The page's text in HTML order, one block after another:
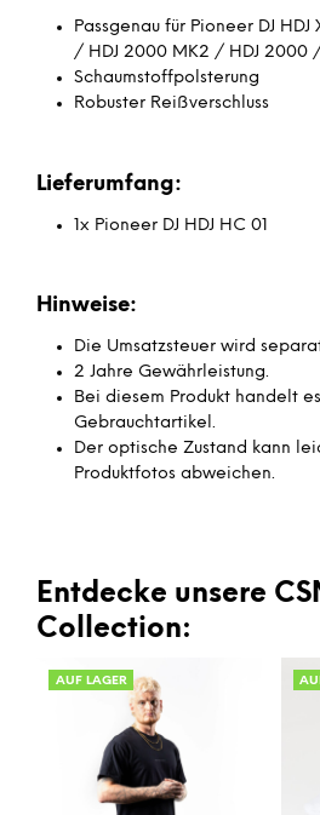
Passgenau für Pioneer DJ HDJ
/ HDJ 2000 MK2 / HDJ 2000 /
Schaumstoffpolsterung
Robuster Reißverschluss
Lieferumfang:
1x Pioneer DJ HDJ HC 01
Hinweise:
Die Umsatzsteuer wird
2 Jahre Gewährleistung.
Bei diesem Produkt handelt
Gebrauchtartikel.
Der optische Zustand kann
Produktfotos abweichen.
Entdecke unsere
Collection:
AUF LAGER